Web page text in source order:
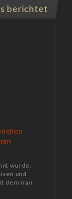
berichtet
wurde,
und
dem Iran